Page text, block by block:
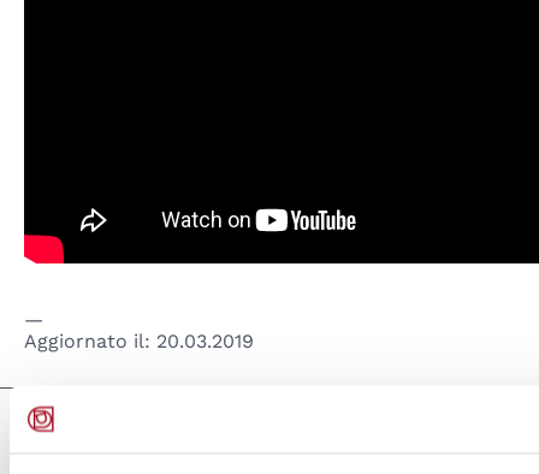
Aggiornato il: 20.03.2019
Collegamenti